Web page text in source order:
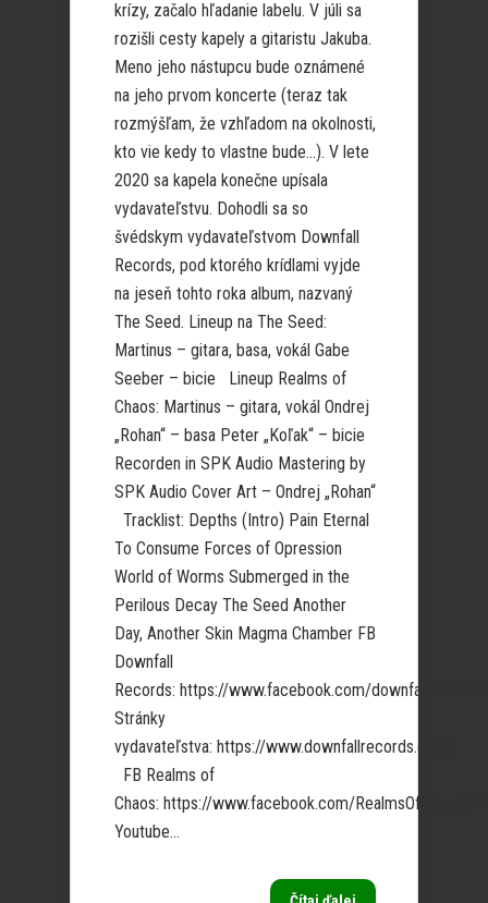
krízy, začalo hľadanie labelu. V júli sa
rozišli cesty kapely a gitaristu Jakuba.
Meno jeho nástupcu bude oznámené
na jeho prvom koncerte (teraz tak
rozmýšľam, že vzhľadom na okolnosti,
kto vie kedy to vlastne bude…). V lete
2020 sa kapela konečne upísala
vydavateľstvu. Dohodli sa so
švédskym vydavateľstvom Downfall
Records, pod ktorého krídlami vyjde
na jeseň tohto roka album, nazvaný
The Seed. Lineup na The Seed:
Martinus – gitara, basa, vokál Gabe
Seeber – bicie Lineup Realms of
Chaos: Martinus – gitara, vokál Ondrej
„Rohan“ – basa Peter „Koľak“ – bicie
Recorden in SPK Audio Mastering by
SPK Audio Cover Art – Ondrej „Rohan“
Tracklist: Depths (Intro) Pain Eternal
To Consume Forces of Opression
World of Worms Submerged in the
Perilous Decay The Seed Another
Day, Another Skin Magma Chamber FB
Downfall
Records: https://www.facebook.com/
Stránky
vydavateľstva: https://www.downfallrecords.com/
FB Realms of
Chaos: https://www.facebook.com/
Youtube...